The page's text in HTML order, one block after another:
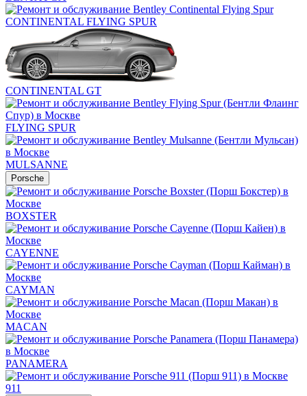
CONTINENTAL FLYING SPUR
CONTINENTAL GT
FLYING SPUR
MULSANNE
Porsche
BOXSTER
CAYENNE
CAYMAN
MACAN
PANAMERA
911